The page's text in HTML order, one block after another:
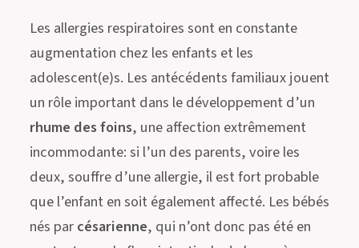
Les allergies respiratoires sont en constante
augmentation chez les enfants et les
adolescent(e)s. Les antécédents familiaux jouent
un rôle important dans le développement d’un
rhume des foins, une affection extrêmement
incommodante: si l’un des parents, voire les
deux, souffre d’une allergie, il est fort probable
que l’enfant en soit également affecté. Les bébés
nés parcésarienne, qui n’ont donc pas été en